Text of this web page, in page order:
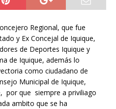
Regional, que fue
y Ex Concejal de Iquique,
de Deportes Iquique y
de Iquique, además lo
como ciudadano de
Municipal de Iquique,
por que siempre a priviliago
ambito que se ha